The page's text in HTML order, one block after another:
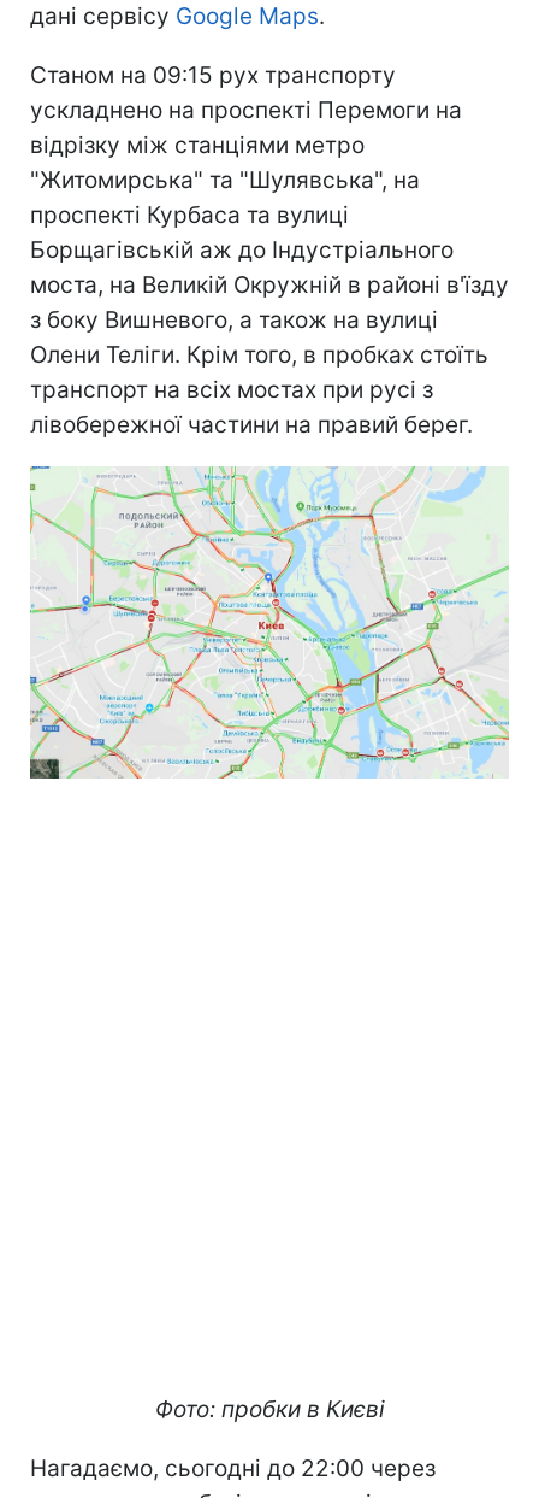
дані сервісу Google Maps.
Станом на 09:15 рух транспорту
ускладнено на проспекті Перемоги на
відрізку між станціями метро
"Житомирська" та "Шулявська", на
проспекті Курбаса та вулиці
Борщагівській аж до Індустріального
моста, на Великій Окружній в районі в'їзду
з боку Вишневого, а також на вулиці
Олени Теліги. Крім того, в пробках стоїть
транспорт на всіх мостах при русі з
лівобережної частини на правий берег.
Фото: пробки в Києві
Нагадаємо, сьогодні до 22:00 через